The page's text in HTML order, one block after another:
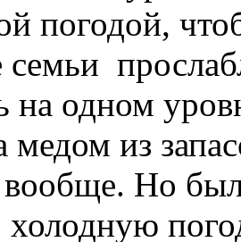
погодой,
семьи
на одном
медом из
вообще. Но
холодную